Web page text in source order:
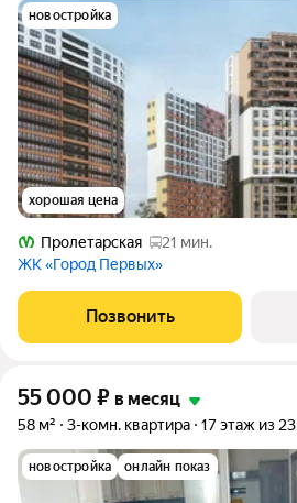
новостройка
хорошая цена
Пролетарская
21 мин.
ЖК «Город Первых»
Позвонить
55 000 ₽ в месяц
58 м² 3-комн. квартира 17 этаж из 23
новостройка онлайн показ